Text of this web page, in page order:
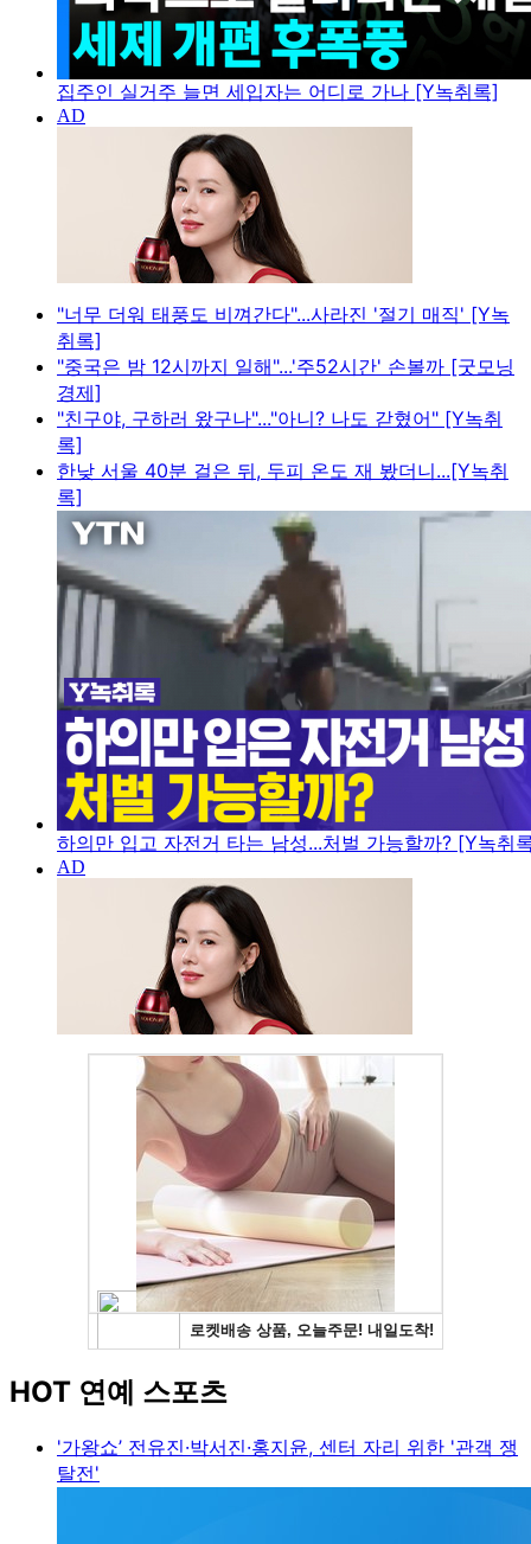
집주인 실거주 늘면 세입자는 어디로 가나 [Y녹취록]
"너무 더워 태풍도 비껴간다"...사라진 '절기 매직' [Y녹
취록]
"중국은 밤 12시까지 일해"...'주52시간' 손볼까 [굿모닝
경제]
"친구야, 구하러 왔구나"..."아니? 나도 갇혔어" [Y녹취
록]
한낮 서울 40분 걸은 뒤, 두피 온도 재 봤더니...[Y녹취
록]
하의만 입고 자전거 타는 남성...처벌 가능할까? [Y녹취
HOT 연예 스포츠
'가왕쇼’ 전유진·박서진·홍지윤, 센터 자리 위한 '관객 쟁
탈전'